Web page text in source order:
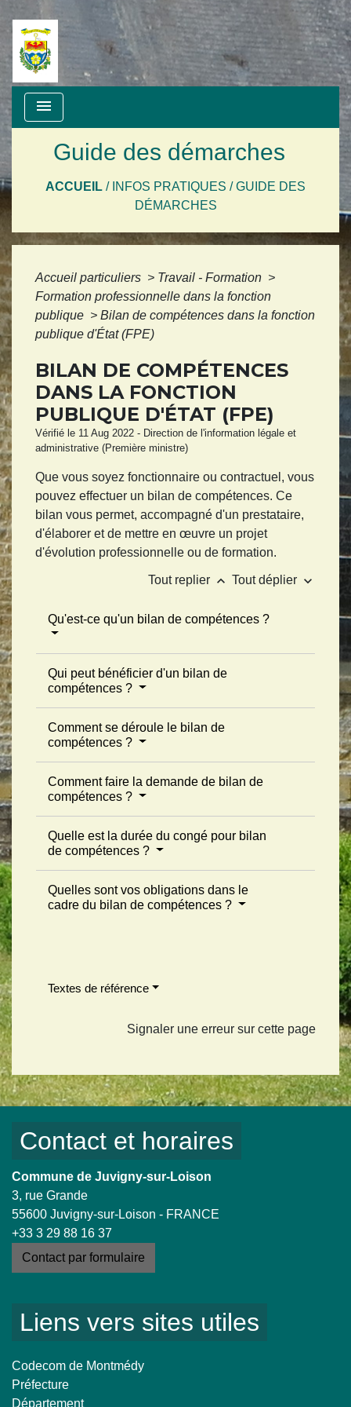
menu
Guide des démarches
ACCUEIL / INFOS PRATIQUES /GUIDE DES
DÉMARCHES
Accueil particuliers > Travail - Formation >
Formation professionnelle dans la fonction
publique > Bilan de compétences dans la fonction
publique d'État (FPE)
BILAN DE COMPÉTENCES
DANS LA FONCTION
PUBLIQUE D'ÉTAT (FPE)
Vérifié le 11 Aug 2022 - Direction de l'information légale et
administrative (Première ministre)
Que vous soyez fonctionnaire ou contractuel, vous
pouvez effectuer un bilan de compétences. Ce
bilan vous permet, accompagné d'un prestataire,
d'élaborer et de mettre en œuvre un projet
d'évolution professionnelle ou de formation.
Tout replier keyboard_arrow_up Tout déplier keyboard_arrow_down
Qu'est-ce qu'un bilan de compétences ?
Qui peut bénéficier d'un bilan de
compétences ?
Comment se déroule le bilan de
compétences ?
Comment faire la demande de bilan de
compétences ?
Quelle est la durée du congé pour bilan
de compétences ?
Quelles sont vos obligations dans le
cadre du bilan de compétences ?
Textes de référence
Signaler une erreur sur cette page
Contact et horaires
Commune de Juvigny-sur-Loison
3, rue Grande
55600 Juvigny-sur-Loison - FRANCE
+33 3 29 88 16 37
Contact par formulaire
Liens vers sites utiles
Codecom de Montmédy
Préfecture
Département